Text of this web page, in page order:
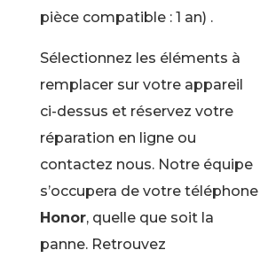
pièce compatible : 1 an) .
Sélectionnez les éléments à
remplacer sur votre appareil
ci-dessus et réservez votre
réparation en ligne ou
contactez nous. Notre équipe
s’occupera de votre téléphone
Honor, quelle que soit la
panne. Retrouvez